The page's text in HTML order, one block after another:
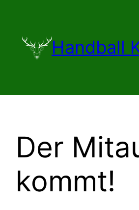
Handball
Der
kommt!